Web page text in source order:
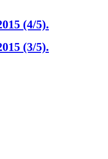
(4/5).
(3/5).